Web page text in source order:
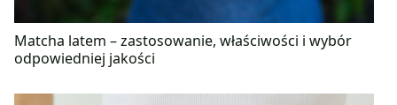
Matcha latem – zastosowanie, właściwości i wybór
odpowiedniej jakości